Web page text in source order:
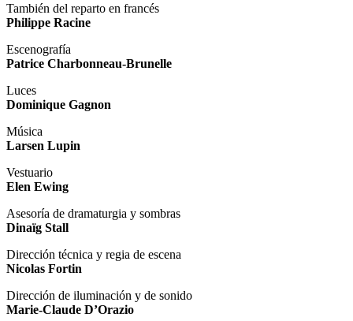
También del reparto en francés
Philippe Racine
Escenografía
Patrice Charbonneau-Brunelle
Luces
Dominique Gagnon
Música
Larsen Lupin
Vestuario
Elen Ewing
Asesoría de dramaturgia y sombras
Dinaïg Stall
Dirección técnica y regia de escena
Nicolas Fortin
Dirección de iluminación y de sonido
Marie-Claude D’Orazio